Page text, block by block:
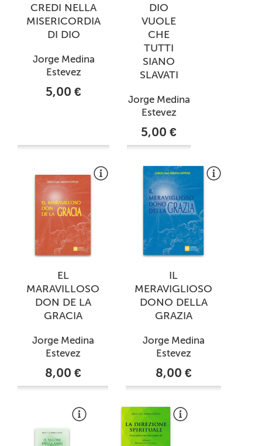
CREDI NELLA
MISERICORDIA
DI DIO
Jorge Medina
Estevez
5,00 €
DIO
VUOLE
CHE
TUTTI
SIANO
SLAVATI
Jorge Medina
Estevez
5,00 €
EL
MARAVILLOSO
DON DE LA
GRACIA
Jorge Medina
Estevez
8,00 €
IL
MERAVIGLIOSO
DONO DELLA
GRAZIA
Jorge Medina
Estevez
8,00 €